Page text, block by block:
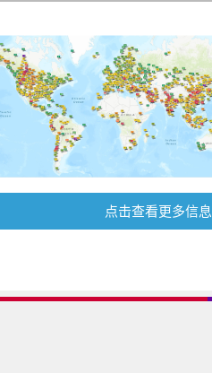
点击查看更多信息